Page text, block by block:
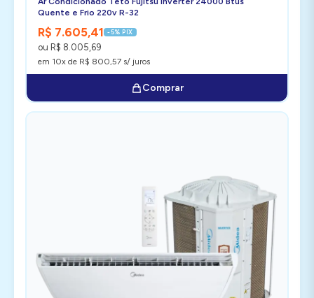
Quente e Frio 220v R-32
R$ 7.605,41 -5% PIX
ou R$ 8.005,69
em 10x de R$ 800,57 s/ juros
Comprar